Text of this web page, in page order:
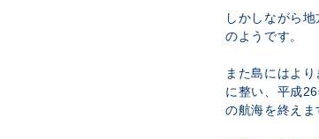
しかしながら
のようです。
また島にはよ
に整い、平成
の航海を終えま